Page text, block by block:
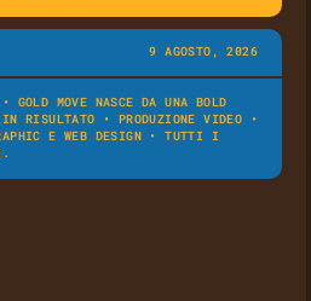
9 AGOSTO, 2026
• GOLD MOVE NASCE DA UNA BOLD
IN RISULTATO • PRODUZIONE VIDEO •
E WEB DESIGN • TUTTI I